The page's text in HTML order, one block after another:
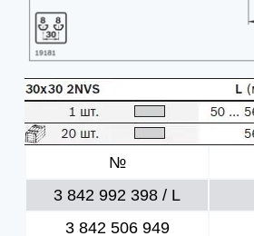
№
3 842 992 398 / L
3 842 506 949